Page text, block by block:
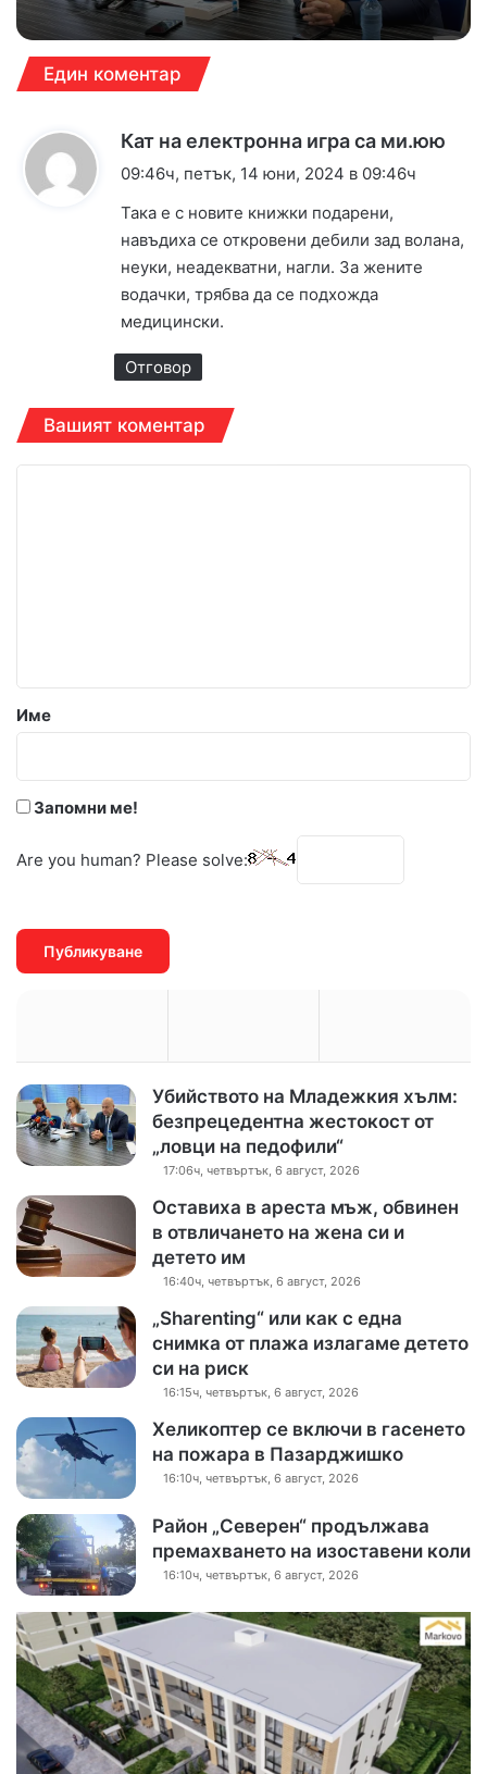
Един коментар
Кат на електронна игра са ми.юю
09:46ч, петък, 14 юни, 2024 в 09:46ч
Така е с новите книжки подарени,
навъдиха се откровени дебили зад волана,
неуки, неадекватни, нагли. За жените
водачки, трябва да се подхожда
медицински.
Отговор
Вашият коментар
р
:
Име
Запомни ме!
Are you human? Please solve:
Убийството на Младежкия хълм:
безпрецедентна жестокост от
„ловци на педофили“
17:06ч, четвъртък, 6 август, 2026
Оставиха в ареста мъж, обвинен
в отвличането на жена си и
детето им
16:40ч, четвъртък, 6 август, 2026
„Sharenting“ или как с една
снимка от плажа излагаме детето
си на риск
16:15ч, четвъртък, 6 август, 2026
Хеликоптер се включи в гасенето
на пожара в Пазарджишко
16:10ч, четвъртък, 6 август, 2026
Район „Северен“ продължава
премахването на изоставени коли
16:10ч, четвъртък, 6 август, 2026